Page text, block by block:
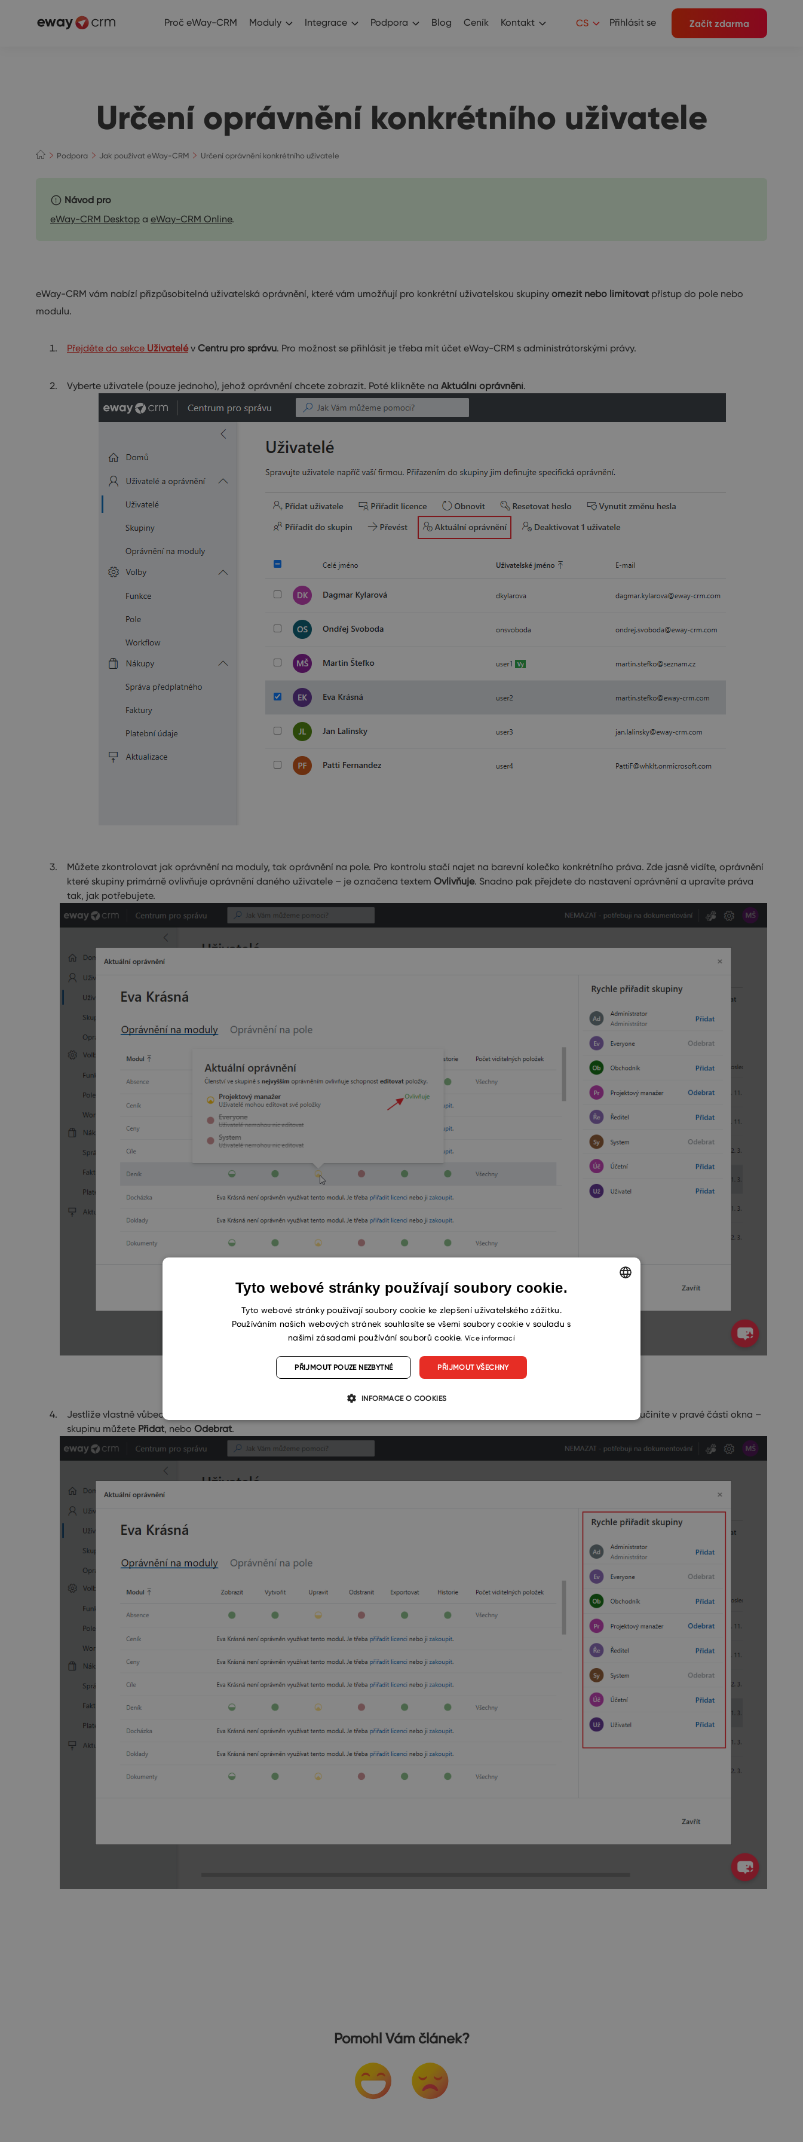
Proč eWay-CRM Moduly Integrace Podpora Blog Ceník Kontakt CS Přihlásit se Začít zdarma
Určení oprávnění konkrétního uživatele
Podpora Jak používat eWay-CRM Určení oprávnění konkrétního uživatele
Návod pro
eWay-CRM Desktop a eWay-CRM Online.
eWay-CRM vám nabízí přizpůsobitelná uživatelská oprávnění, které vám umožňují pro konkrétní uživatelskou skupiny omezit nebo limitovat přístup do pole nebo
modulu.
Přejděte do sekce Uživatelév Centru pro správu. Pro možnost se přihlásit je třeba mít účet eWay-CRM s administrátorskými právy.
Vyberte uživatele (pouze jednoho), jehož oprávnění chcete zobrazit. Poté klikněte na Aktuální oprávnění.
Můžete zkontrolovat jak oprávnění na moduly, tak oprávnění na pole. Pro kontrolu stačí najet na barevní kolečko konkrétního práva. Zde jasně vidíte, oprávnění
které skupiny primárně ovlivňuje oprávnění daného uživatele – je označena textem Ovlivňuje. Snadno pak přejdete do nastavení oprávnění a upravíte práva
tak, jak potřebujete.
Jestliže vlastně vůbec nepotřebujete, aby uživatel v nějaké skupině byl, nebo ho naopak potřebujete do nějaké přidat, snadno tak učiníte v pravé části okna –
skupinu můžete Přidat, nebo Odebrat.
Pomohl Vám článek?
Tyto webové stránky používají soubory cookie.
Tyto webové stránky používají soubory cookie ke zlepšení uživatelského zážitku.
Používáním našich webových stránek souhlasíte se všemi soubory cookie v souladu s
našimi zásadami používání souborů cookie. Více informací
PŘIJMOUT VŠECHNY
PŘIJMOUT POUZE NEZBYTNÉ
INFORMACE O COOKIES